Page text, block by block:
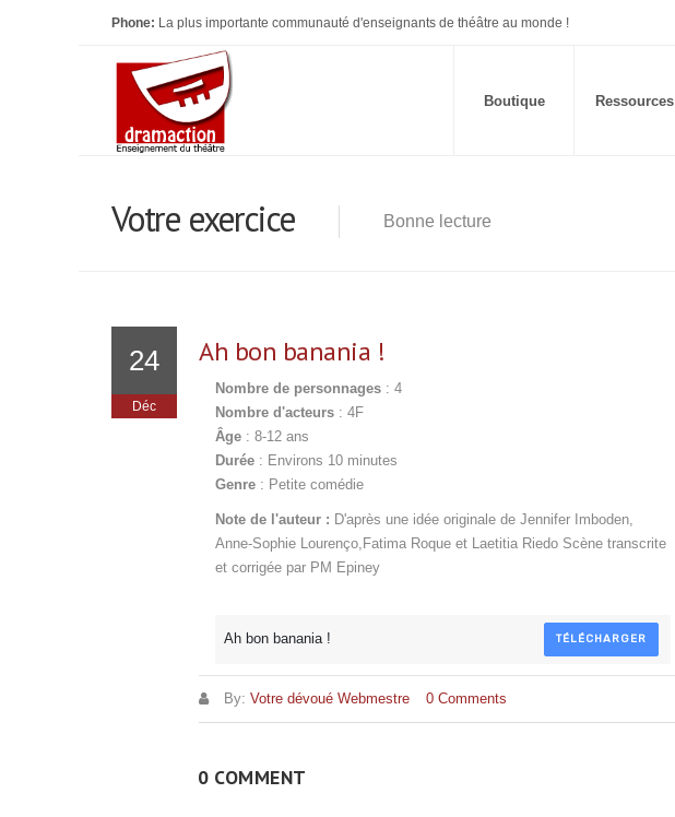
Phone: La plus importante communauté d'enseignants de théâtre au monde !
Boutique Ressources
Votre exercice Bonne lecture
24
Déc
Ah bon banania !
Nombre de personnages : 4
Nombre d'acteurs : 4F
Âge : 8-12 ans
Durée : Environs 10 minutes
Genre : Petite comédie
Note de l'auteur : D'après une idée originale de Jennifer Imboden,
Anne-Sophie Lourenço,Fatima Roque et Laetitia Riedo Scène transcrite
et corrigée par PM Epiney
Ah bon banania ! TÉLÉCHARGER
By: Votre dévoué Webmestre 0 Comments
0 COMMENT